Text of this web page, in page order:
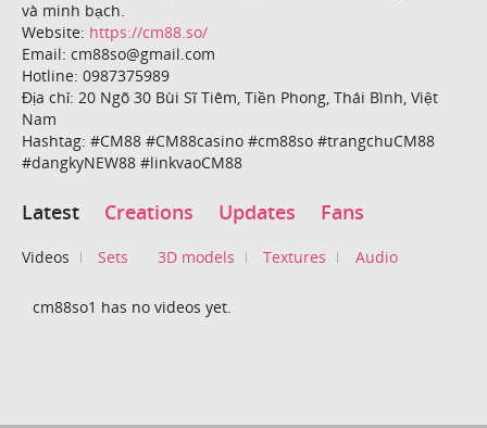
và minh bạch.
Website: https://cm88.so/
Email: cm88so@gmail.com
Hotline: 0987375989
Địa chỉ: 20 Ngõ 30 Bùi Sĩ Tiêm, Tiền Phong, Thái Bình, Việt
Nam
Hashtag: #CM88 #CM88casino #cm88so #trangchuCM88
#dangkyNEW88 #linkvaoCM88
Latest Creations Updates Fans
Videos Sets 3D models Textures Audio
cm88so1 has no videos yet.